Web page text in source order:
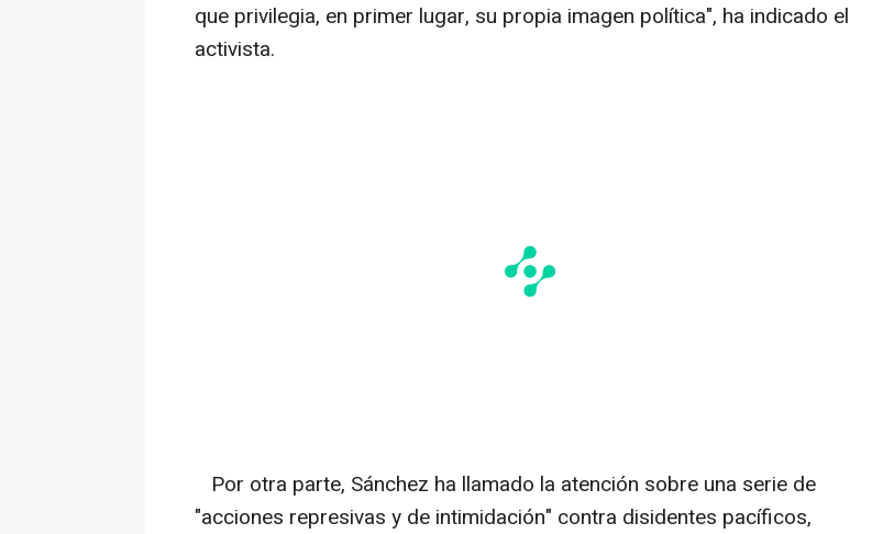
que privilegia, en primer lugar, su propia imagen política", ha indicado el
activista.
Por otra parte, Sánchez ha llamado la atención sobre una serie de
"acciones represivas y de intimidación" contra disidentes pacíficos,